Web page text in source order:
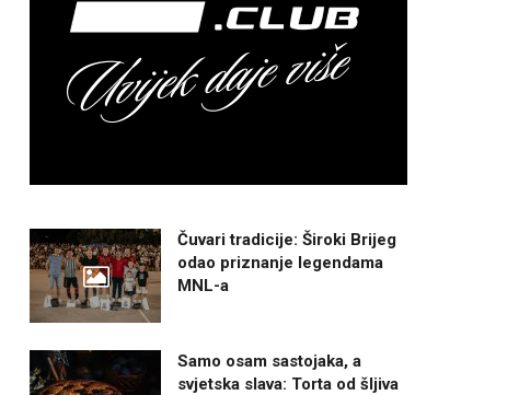
Čuvari tradicije: Široki Brijeg
odao priznanje legendama
MNL-a
Samo osam sastojaka, a
svjetska slava: Torta od šljiva